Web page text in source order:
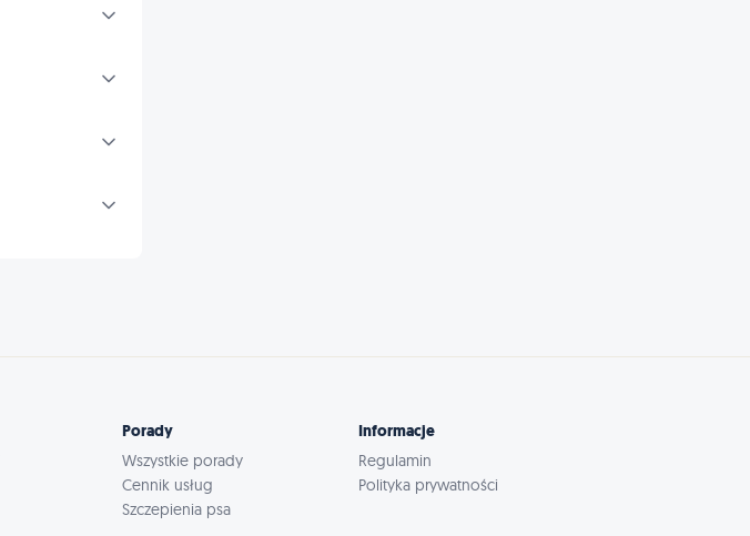
Porady
Wszystkie porady
Cennik usług
Szczepienia psa
Informacje
Regulamin
Polityka prywatności